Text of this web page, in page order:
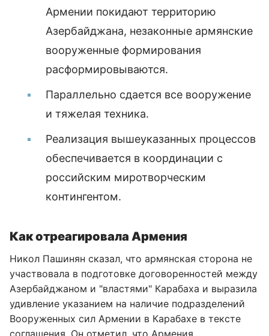
Армении покидают территорию
Азербайджана, незаконные армянские
вооруженные формирования
расформировываются.
Параллельно сдается все вооружение
и тяжелая техника.
Реализация вышеуказанных процессов
обеспечивается в координации с
российским миротворческим
контингентом.
Как отреагировала Армения
Никол Пашинян сказал, что армянская сторона не
участвовала в подготовке договоренностей между
Азербайджаном и "властями" Карабаха и выразила
удивление указанием на наличие подразделений
Вооруженных сил Армении в Карабахе в тексте
соглашения. Он отметил, что Армения